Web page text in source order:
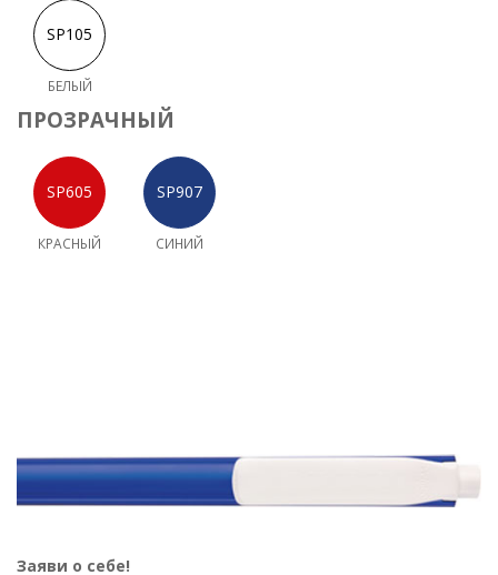
БЕЛЫЙ
ПРОЗРАЧНЫЙ
КРАСНЫЙ СИНИЙ
Заяви о себе!